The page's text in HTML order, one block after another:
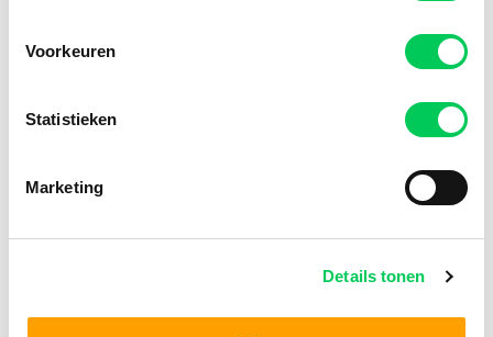
Voorkeuren
Statistieken
Marketing
Details tonen
Wanneer u als huisarts nog niet bent aangesloten bij
ZorgDomein, maar er wel gebruik van wil maken, ga
4. Advies krijgen bij indicatiestelling
Juiste indicatiestelling is een belangrijk aandachtspunt